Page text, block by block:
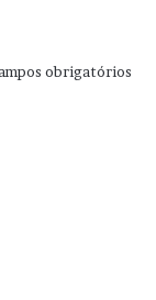
obrigatórios